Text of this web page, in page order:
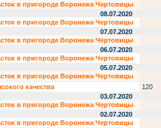
в пригороде Воронежа Чертовицы
08.07.2020
в пригороде Воронежа Чертовицы
07.07.2020
в пригороде Воронежа Чертовицы
06.07.2020
в пригороде Воронежа Чертовицы
05.07.2020
в пригороде Воронежа Чертовицы
качества
120
03.07.2020
в пригороде Воронежа Чертовицы
02.07.2020
в пригороде Воронежа Чертовицы